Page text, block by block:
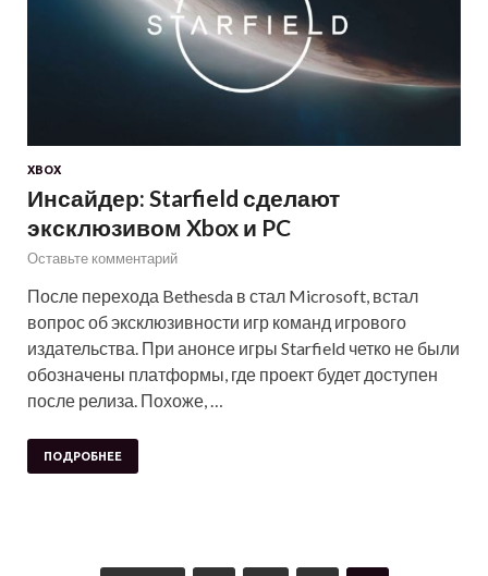
XBOX
Инсайдер: Starfield сделают
эксклюзивом Xbox и PC
Оставьте комментарий
После перехода Bethesda в стал Microsoft, встал
вопрос об эксклюзивности игр команд игрового
издательства. При анонсе игры Starfield четко не были
обозначены платформы, где проект будет доступен
после релиза. Похоже, …
ПОДРОБНЕЕ